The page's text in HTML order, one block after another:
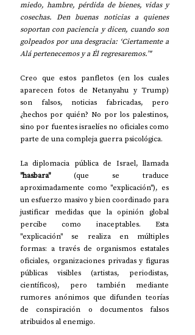
miedo, hambre, pérdida de bienes, vidas y
cosechas. Den buenas noticias a quienes
soportan con paciencia y dicen, cuando son
golpeados por una desgracia: ‘Ciertamente a
Alá pertenecemos y a Él regresaremos.’"
Creo que estos panfletos (en los cuales
aparecen fotos de Netanyahu y Trump)
son falsos, noticias fabricadas, pero
¿hechos por quién? No por los palestinos,
sino por fuentes israelíes no oficiales como
parte de una compleja guerra psicológica.
"hasbara" (que se traduce
aproximadamente como "explicación"), es
un esfuerzo masivo y bien coordinado para
justificar medidas que la opinión global
percibe como inaceptables. Esta
"explicación" se realiza en múltiples
formas: a través de organismos estatales
oficiales, organizaciones privadas y figuras
públicas visibles (artistas, periodistas,
científicos), pero también mediante
rumores anónimos que difunden teorías
de conspiración o documentos falsos
atribuidos al enemigo.